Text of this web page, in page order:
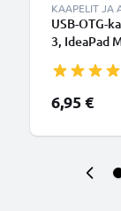
KAAPELIT JA
USB-OTG-
3, IdeaPad
6,95 €